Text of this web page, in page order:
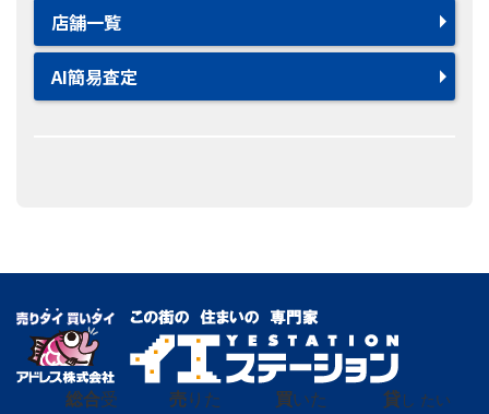
店舗一覧
AI簡易査定
総合受
売りた
買いた
貸し たい